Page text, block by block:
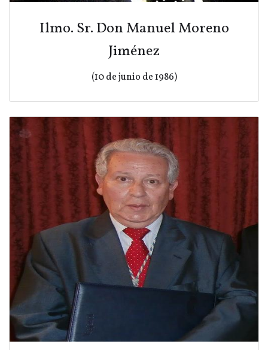
Ilmo. Sr. Don Manuel Moreno
Jiménez
(10 de junio de 1986)